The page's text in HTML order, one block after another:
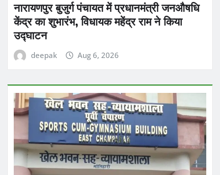
नारायणपुर बुजुर्ग पंचायत में प्रधानमंत्री जनऔषधि
केंद्र का शुभारंभ, विधायक महेंद्र राम ने किया
उद्घाटन
deepak Aug 6, 2026